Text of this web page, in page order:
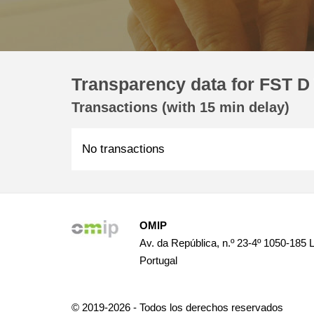
Transparency data for FST
Transactions (with 15 min delay)
No transactions
OMIP
Av. da República, n.º 23-4º 1050-185
Portugal
© 2019-2026 - Todos los derechos reservados